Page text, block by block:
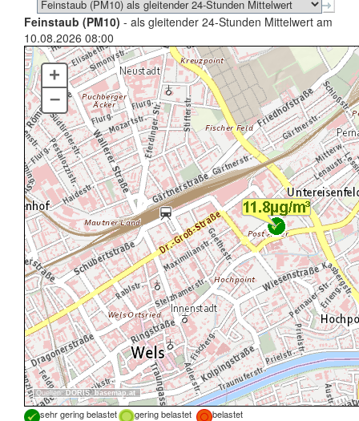
Feinstaub (PM10) - als gleitender 24-Stunden Mittelwert am
10.08.2026 08:00
Quellen: DORIS, basemap.at
+
–
sehr gering belastet gering belastet
belastet